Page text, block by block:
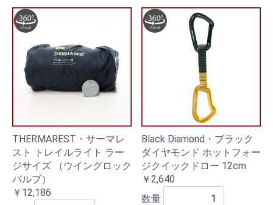
THERMAREST・サーマレ
スト トレイルライト ラー
ジサイズ （ウイングロック
バルブ）
￥12,186
Black Diamond・ブラック
ダイヤモンド ホットフォー
ジクイックドロー 12cm
￥2,640
数量